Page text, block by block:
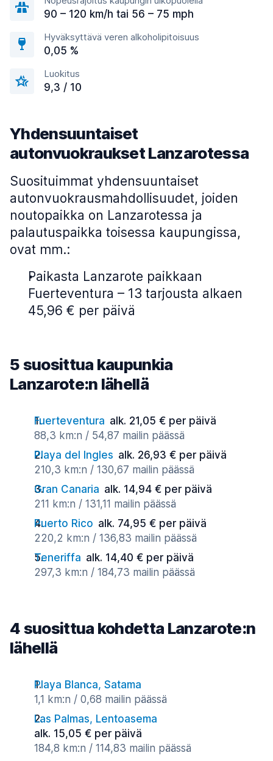
90 – 120 km/h tai 56 – 75 mph
Hyväksyttävä veren alkoholipitoisuus
0,05 %
Luokitus
9,3 / 10
Yhdensuuntaiset
autonvuokraukset Lanzarotessa
Suosituimmat yhdensuuntaiset
autonvuokrausmahdollisuudet, joiden
noutopaikka on Lanzarotessa ja
palautuspaikka toisessa kaupungissa,
ovat mm.:
Paikasta Lanzarote paikkaan
Fuerteventura – 13 tarjousta alkaen
45,96 € per päivä
5 suosittua kaupunkia
Lanzarote:n lähellä
Fuerteventura alk. 21,05 € per päivä
88,3 km:n / 54,87 mailin päässä
Playa del Ingles alk. 26,93 € per päivä
210,3 km:n / 130,67 mailin päässä
Gran Canaria alk. 14,94 € per päivä
211 km:n / 131,11 mailin päässä
Puerto Rico alk. 74,95 € per päivä
220,2 km:n / 136,83 mailin päässä
Teneriffa alk. 14,40 € per päivä
297,3 km:n / 184,73 mailin päässä
4 suosittua kohdetta Lanzarote:n
lähellä
Playa Blanca, Satama
1,1 km:n / 0,68 mailin päässä
Las Palmas, Lentoasema
alk. 15,05 € per päivä
184,8 km:n / 114,83 mailin päässä